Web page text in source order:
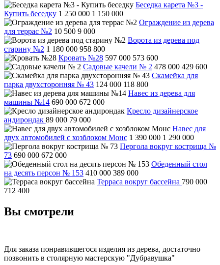
Беседка карета №3 -
Купить беседку 1 250 000 1 150 000
Ограждение из дерева
для террас №2 10 500 9 000
Ворота из дерева под
старину №2 1 180 000 958 800
Кровать №28 597 000 573 600
Садовые качели № 2 478 000 429 600
Скамейка для
парка двухсторонняя № 43 124 000 118 800
Навес из дерева для
машины №14 690 000 672 000
Кресло дизайнерское
андирондак 89 000 79 000
Навес для
двух автомобилей с хозблоком Монс 1 390 000 1 290 000
Пергола вокруг кострища №
73 690 000 672 000
Обеденный стол
на десять персон № 153 410 000 389 000
Терраса вокруг бассейна 790 000
712 400
Вы смотрели
Для заказа понравившегося изделия из дерева, достаточно
позвонить в столярную мастерскую "Дубравушка"